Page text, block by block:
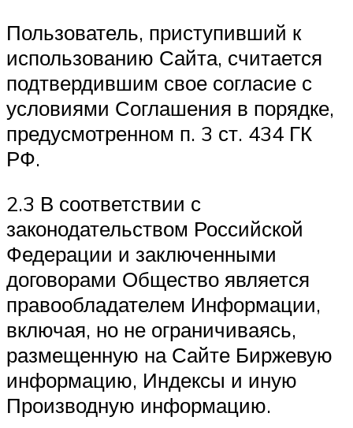
Пользователь, приступивший к
использованию Сайта, считается
подтвердившим свое согласие с
условиями Соглашения в порядке,
предусмотренном п. 3 ст. 434 ГК
РФ.
2.3 В соответствии с
законодательством Российской
Федерации и заключенными
договорами Общество является
правообладателем Информации,
включая, но не ограничиваясь,
размещенную на Сайте Биржевую
информацию, Индексы и иную
Производную информацию.